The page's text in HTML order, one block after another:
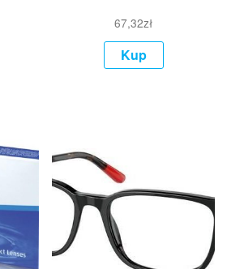
67,32zł
Kup